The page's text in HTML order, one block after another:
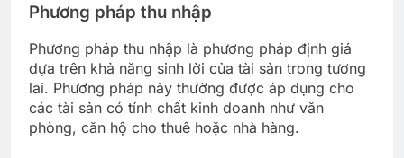
Phương pháp thu nhập
Phương pháp thu nhập là phương pháp định giá
dựa trên khả năng sinh lời của tài sản trong tương
lai. Phương pháp này thường được áp dụng cho
các tài sản có tính chất kinh doanh như văn
phòng, căn hộ cho thuê hoặc nhà hàng.